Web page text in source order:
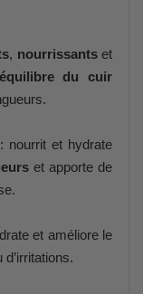
, nourrissantset
du cuir
: nourrit et hydrate
et apporte de
et améliore le